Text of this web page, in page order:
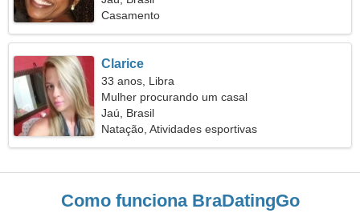
Casamento
Clarice
33 anos, Libra
Mulher procurando um casal
Jaú, Brasil
Natação, Atividades esportivas
Como funciona BraDatingGo